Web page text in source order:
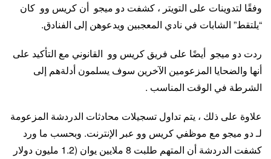
وفقًا لتدوينات على التويتر ، كشفت دو ميجو أن كريس وو كان
“يلتقط” الشابات في نادي المعجبين ويدعوهن إلى الفنادق.
ردت دو ميجو أيضًا على فريق كريس وو القانوني مع التأكيد على
أنها والضحايا المزعومين الآخرين سوف يسلمون أدلةهم إلى
الشرطة في الوقت المناسب .
علاوة على ذلك ، يتم تداول تسجيلات محادثات الدردشة المزعومة
لـ دو ميجو مع موظفي كريس وو عبر الإنترنت. وبحسب ما ورد
كشفت الدردشة أن المتهم طلبت 8 ملايين يوان (1.2 مليون دولار